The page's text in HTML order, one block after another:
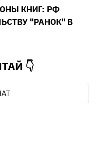
КНИГ: РФ
"РАНОК" В
👇